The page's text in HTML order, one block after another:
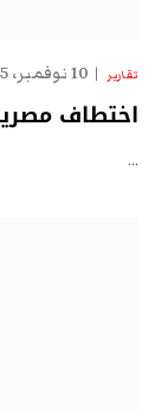
تقارير 10 نوفمبر، 2025
اختطاف
…